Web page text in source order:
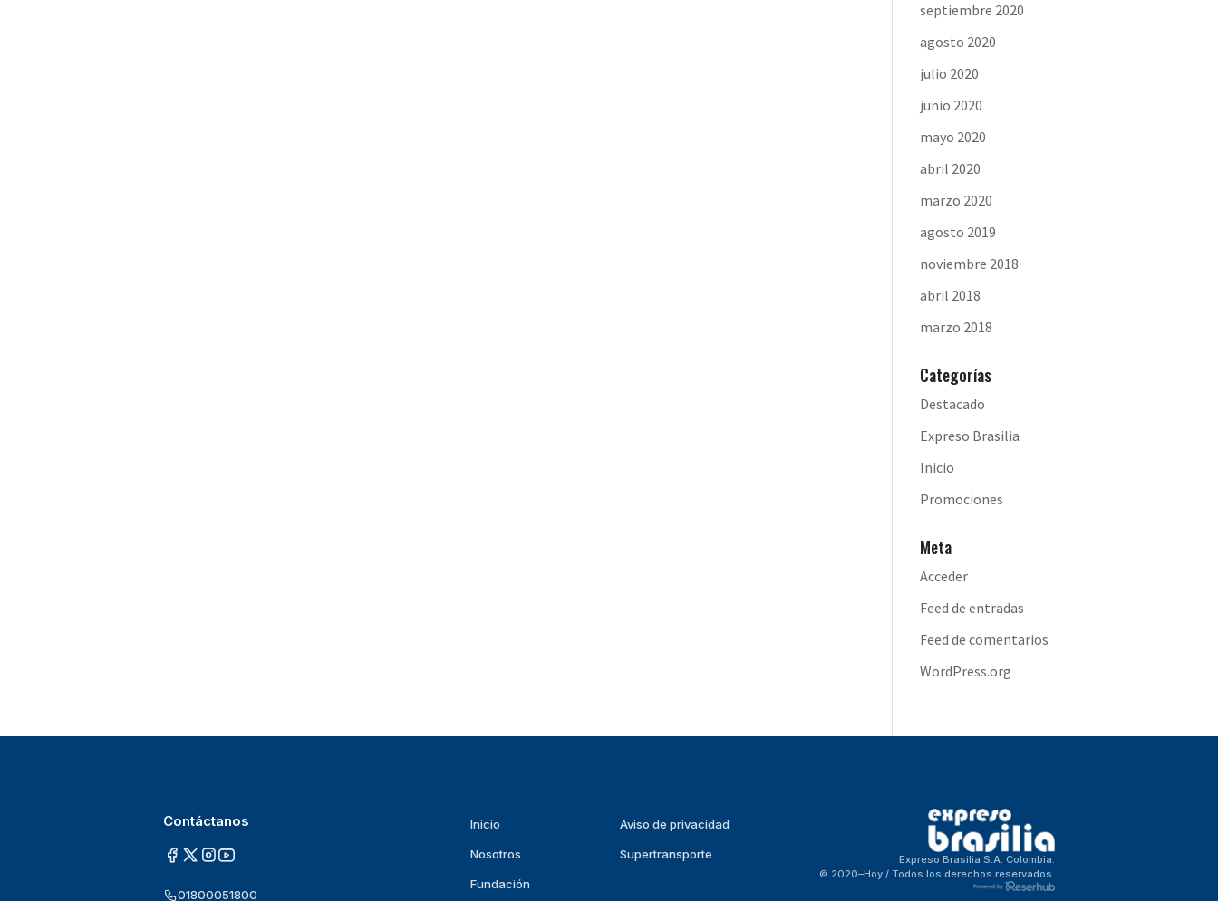
septiembre 2020
agosto 2020
julio 2020
junio 2020
mayo 2020
abril 2020
marzo 2020
agosto 2019
noviembre 2018
abril 2018
marzo 2018
Categorías
Destacado
Expreso Brasilia
Inicio
Promociones
Meta
Acceder
Feed de entradas
Feed de comentarios
WordPress.org
Contáctanos
01800051800
Inicio Aviso de privacidad
Nosotros Supertransporte
Fundación
Expreso Brasilia S.A. Colombia.
© 2020–Hoy / Todos los derechos reservados.